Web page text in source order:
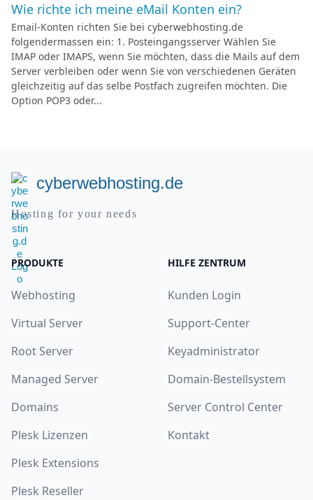
Wie richte ich meine eMail Konten ein?
Email-Konten richten Sie bei cyberwebhosting.de
folgendermassen ein: 1. Posteingangsserver Wählen Sie
IMAP oder IMAPS, wenn Sie möchten, dass die Mails auf dem
Server verbleiben oder wenn Sie von verschiedenen Geräten
gleichzeitig auf das selbe Postfach zugreifen möchten. Die
Option POP3 oder...
cyberwebhosting.de
Hosting for your needs
PRODUKTE
Webhosting
Virtual Server
Root Server
Managed Server
Domains
Plesk Lizenzen
Plesk Extensions
Plesk Reseller
HILFE ZENTRUM
Kunden Login
Support-Center
Keyadministrator
Domain-Bestellsystem
Server Control Center
Kontakt